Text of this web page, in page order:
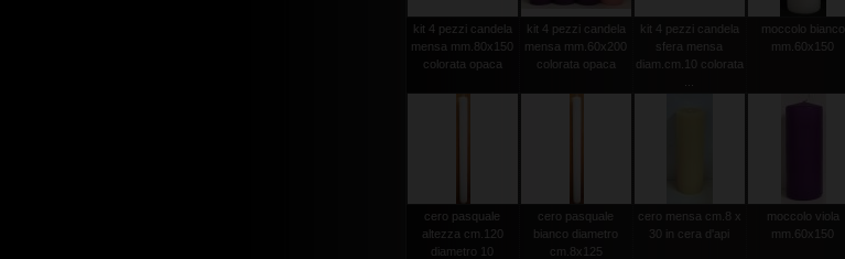
kit 4 pezzi candela
mensa mm.80x150
colorata opaca
kit 4 pezzi candela
mensa mm.60x200
colorata opaca
kit 4 pezzi candela
sfera mensa
diam.cm.10 colorata
moccolo bianco
mm.60x150
cero pasquale
altezza cm.120
diametro 10
cero pasquale
bianco diametro
cm.8x125
cero mensa cm.8 x
30 in cera d'api
moccolo viola
mm.60x150